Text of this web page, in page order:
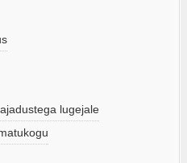
lugejale